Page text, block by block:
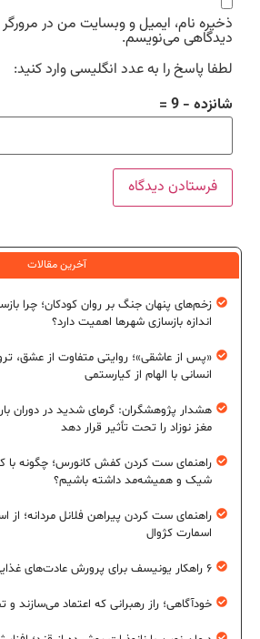
ذخیره نام، ایمیل و وبسایت من در مرورگر
دیدگاهی می‌نویسم.
لطفا پاسخ را به عدد انگلیسی وارد کنید:
شانزده − 9 =
آخرین مقالات
زخم‌های پنهان جنگ بر روان کودکان؛ چرا
اندازه بازسازی شهرها اهمیت دارد؟
«پس از عاشقی»؛ روایتی متفاوت از عشق،
انسانی با الهام از کیارستمی
هشدار پژوهشگران: گرمای شدید در دوران
مغز نوزاد را تحت تأثیر قرار دهد
شیک و همیشه‌مد داشته باشیم؟
راهنمای ست کردن پیراهن فلانل مردانه؛ از
اسمارت کژوال
۶ راهکار یونیسف برای پرورش عادت‌های غذایی سالم در کودکان
خودآگاهی؛ راز رهبرانی که اعتماد می‌سازند